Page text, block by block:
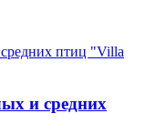
и средних